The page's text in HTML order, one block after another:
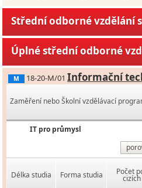
Střední odborné vzdělání
Úplné střední odborné
M 18-20-M/01 Informační
Zaměření nebo Školní vzdělávací
IT pro průmysl
Délka studia Forma studia Počet